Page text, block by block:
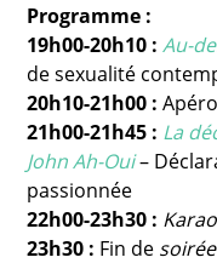
Programme :
19h00-20h10 : Au-
de sexualité
20h10-21h00 :
21h00-21h45 : La
John Ah-Oui–
passionnée
22h00-23h30 :
23h30 : Fin de